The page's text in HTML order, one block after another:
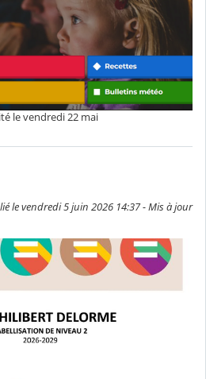
le vendredi 22 mai
le vendredi 5 juin 2026 14:37 - Mis à jour